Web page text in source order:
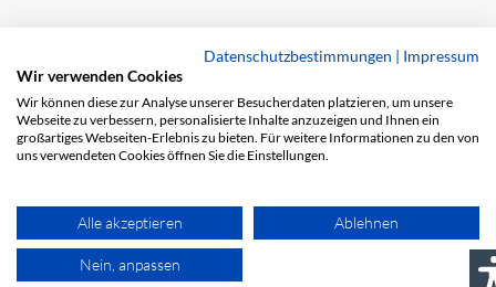
Datenschutzbestimmungen | Impressum
Wir verwenden Cookies
Wir können diese zur Analyse unserer Besucherdaten platzieren, um unsere
Webseite zu verbessern, personalisierte Inhalte anzuzeigen und Ihnen ein
großartiges Webseiten-Erlebnis zu bieten. Für weitere Informationen zu den von
uns verwendeten Cookies öffnen Sie die Einstellungen.
Alle akzeptieren Ablehnen
Nein, anpassen